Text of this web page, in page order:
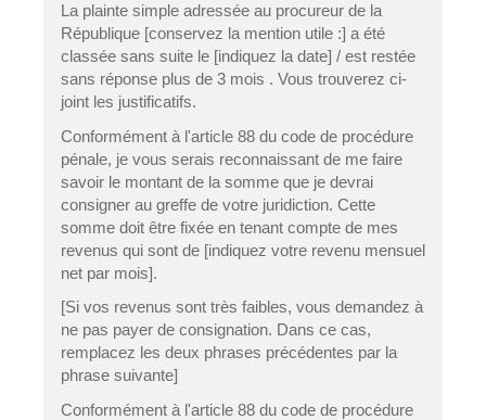
La plainte simple adressée au procureur de la
République [conservez la mention utile :] a été
classée sans suite le [indiquez la date] / est restée
sans réponse plus de 3 mois . Vous trouverez ci-
joint les justificatifs.
Conformément à l'article 88 du code de procédure
pénale, je vous serais reconnaissant de me faire
savoir le montant de la somme que je devrai
consigner au greffe de votre juridiction. Cette
somme doit être fixée en tenant compte de mes
revenus qui sont de [indiquez votre revenu mensuel
net par mois].
[Si vos revenus sont très faibles, vous demandez à
ne pas payer de consignation. Dans ce cas,
remplacez les deux phrases précédentes par la
phrase suivante]
Conformément à l'article 88 du code de procédure